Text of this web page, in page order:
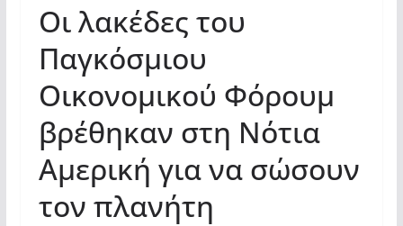
Οι λακέδες του
Παγκόσμιου
Οικονομικού Φόρουμ
βρέθηκαν στη Νότια
Αμερική για να σώσουν
τον πλανήτη